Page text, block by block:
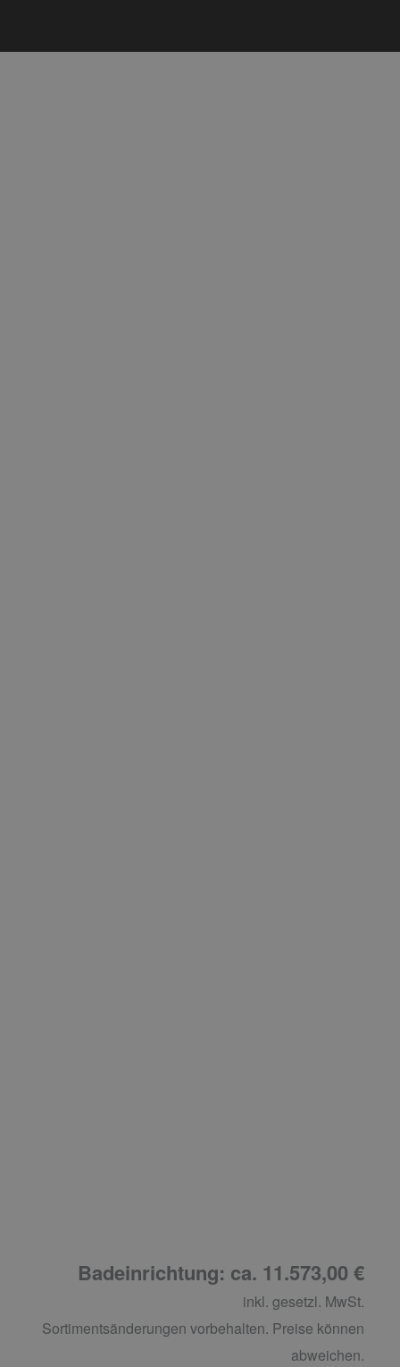
Badeinrichtung: ca. 11.573,00 €
inkl. gesetzl. MwSt.
Sortimentsänderungen vorbehalten. Preise können
abweichen.